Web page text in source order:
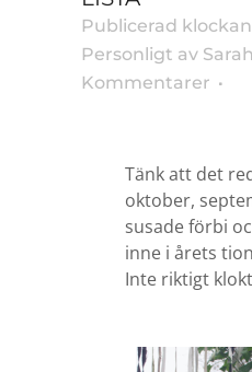
Publicerad klockan
Personligt av Sarah
Kommentarer
Tänk att det
oktober,
susade förbi
inne i årets
Inte riktigt